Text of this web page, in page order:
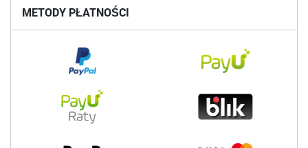
METODY PŁATNOŚCI